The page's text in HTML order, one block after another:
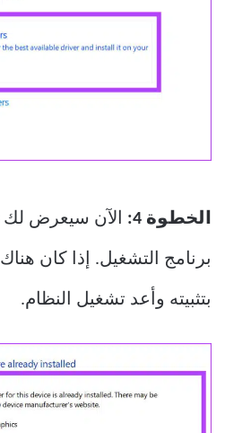
الخطوة 4:
برنامج التشغيل. إذا كان هناك
بتثبيته وأعد تشغيل النظام.